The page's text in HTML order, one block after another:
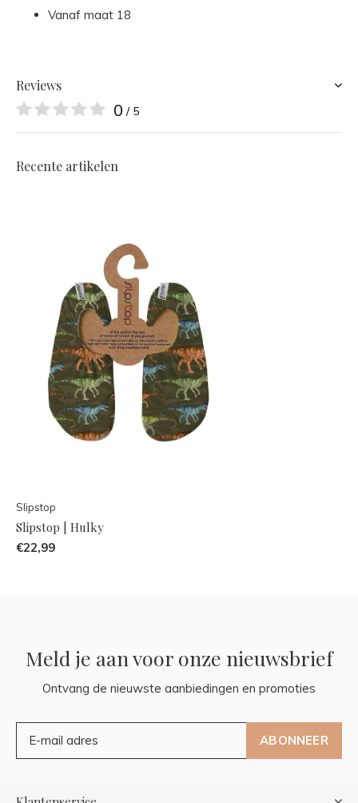
Vanaf maat 18
Reviews
0 / 5
Recente artikelen
Slipstop
Slipstop | Hulky
€22,99
Meld je aan voor onze nieuwsbrief
Ontvang de nieuwste aanbiedingen en promoties
ABONNEER